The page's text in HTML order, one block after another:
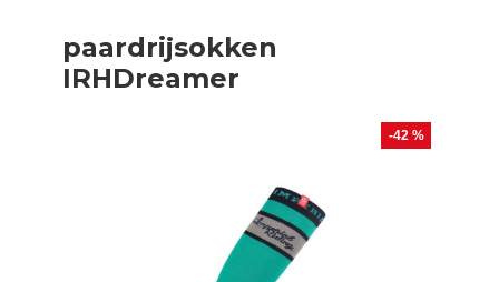
paardrijsokken
IRHDreamer
-42 %